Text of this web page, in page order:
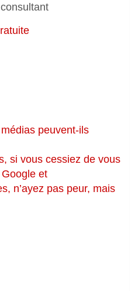
peuvent-ils
si vous cessiez de vous
et
n’ayez pas peur, mais